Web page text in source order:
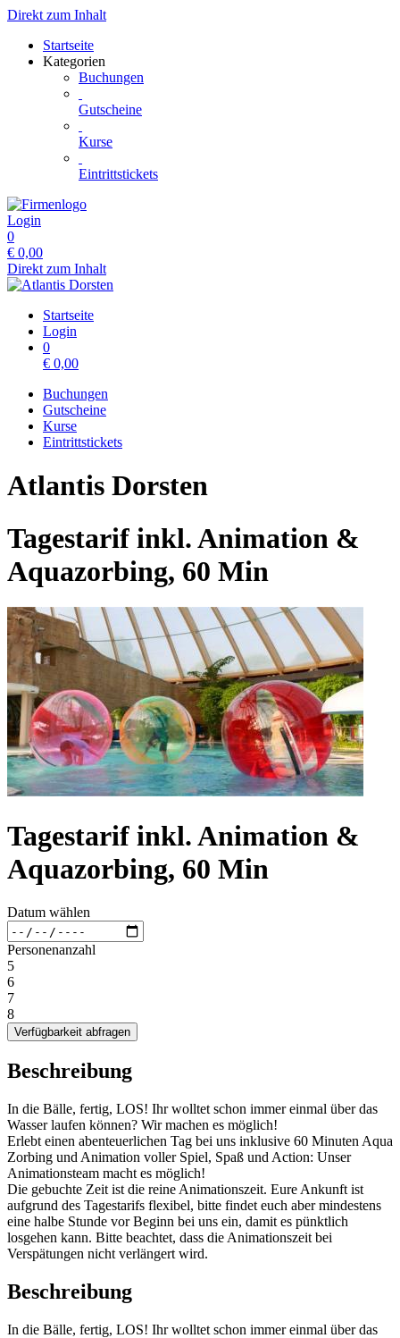
Direkt zum Inhalt
Startseite
Kategorien
Buchungen
Gutscheine
Kurse
Eintrittstickets
Login
0
€ 0,00
Direkt zum Inhalt
Startseite
Login
0
€ 0,00
Buchungen
Gutscheine
Kurse
Eintrittstickets
Atlantis Dorsten
Tagestarif inkl. Animation &
Aquazorbing, 60 Min
Tagestarif inkl. Animation &
Aquazorbing, 60 Min
Datum wählen
Personenanzahl
5
6
7
8
Verfügbarkeit abfragen
Beschreibung
In die Bälle, fertig, LOS! Ihr wolltet schon immer einmal über das
Wasser laufen können? Wir machen es möglich!
Erlebt einen abenteuerlichen Tag bei uns inklusive 60 Minuten Aqua
Zorbing und Animation voller Spiel, Spaß und Action: Unser
Animationsteam macht es möglich!
Die gebuchte Zeit ist die reine Animationszeit. Eure Ankunft ist
aufgrund des Tagestarifs flexibel, bitte findet euch aber mindestens
eine halbe Stunde vor Beginn bei uns ein, damit es pünktlich
losgehen kann. Bitte beachtet, dass die Animationszeit bei
Verspätungen nicht verlängert wird.
Beschreibung
In die Bälle, fertig, LOS! Ihr wolltet schon immer einmal über das